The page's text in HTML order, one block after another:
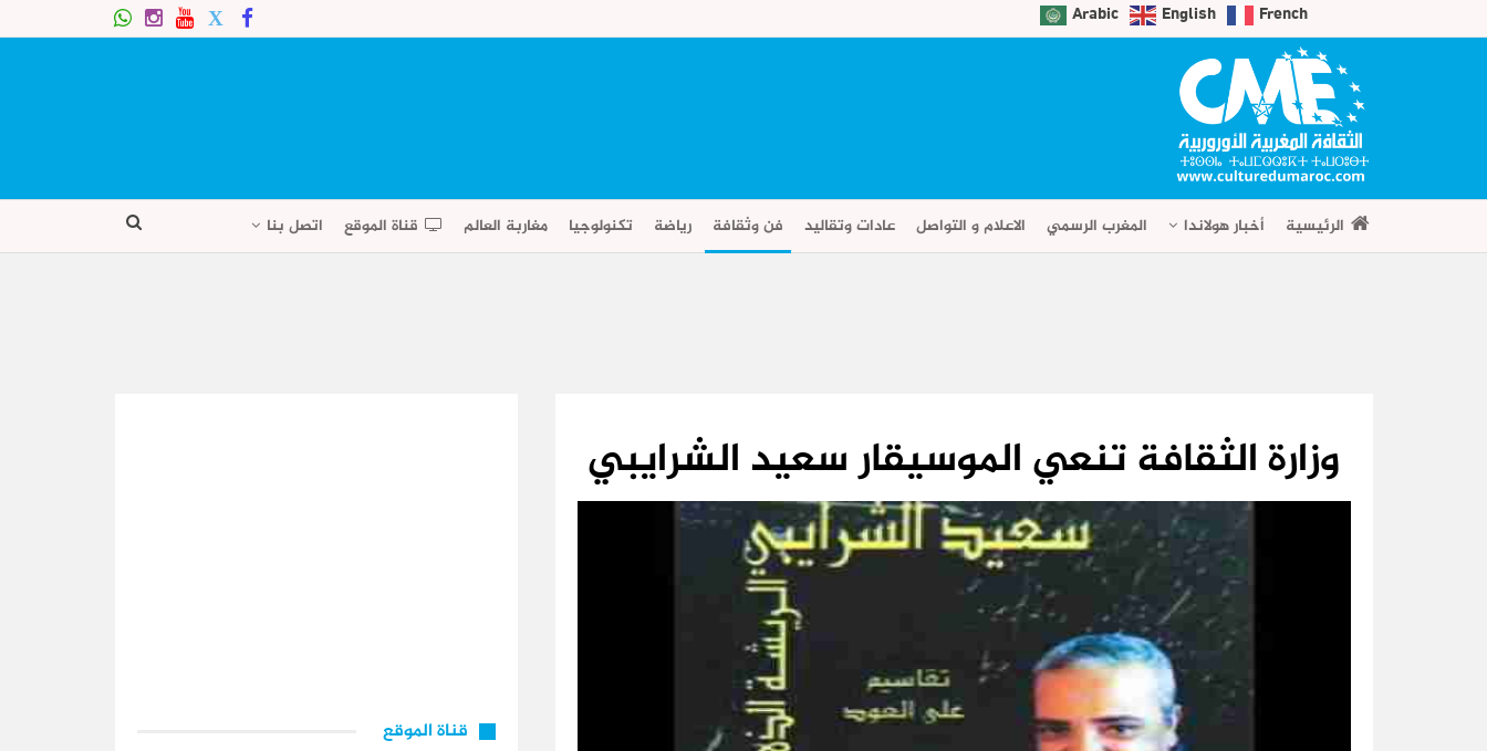
Arabic English French
الرئيسية أخبار هولاندا المغرب الرسمي الاعلام و التواصل عادات وتقاليد فن وثقافة رياضة تكنولوجيا مغاربة العالم قناة الموقع اتصل بنا
وزارة الثقافة تنعي الموسيقار سعيد الشرايبي
قناة الموقع